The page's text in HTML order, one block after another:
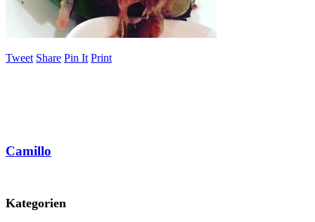
Tweet Share Pin It Print
Camillo
Kategorien